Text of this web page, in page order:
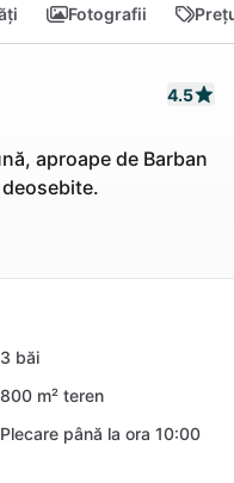
Fotografii
4.5
aproape de Barban
3 băi
800 m² teren
Plecare până la ora 10:00